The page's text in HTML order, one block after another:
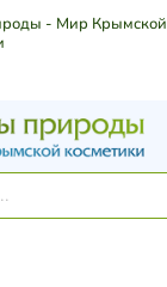
- Мир Крымской